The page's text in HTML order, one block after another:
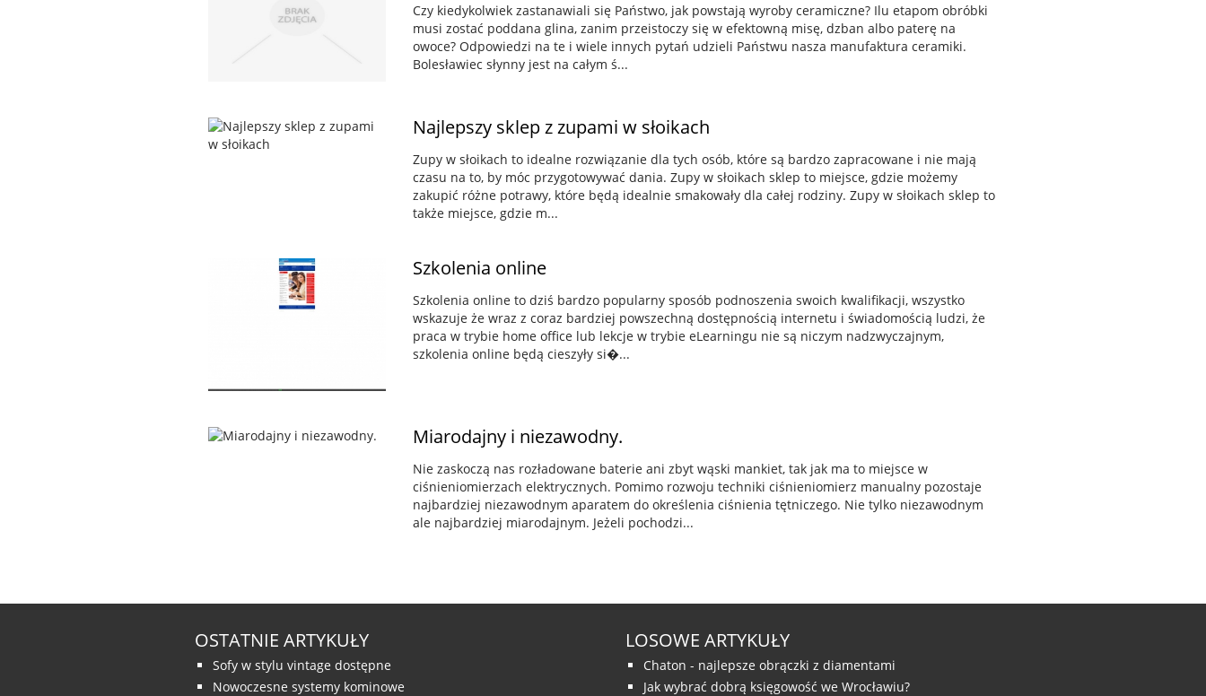
Czy kiedykolwiek zastanawiali się Państwo, jak powstają wyroby ceramiczne? Ilu etapom obróbki
musi zostać poddana glina, zanim przeistoczy się w efektowną misę, dzban albo paterę na
owoce? Odpowiedzi na te i wiele innych pytań udzieli Państwu nasza manufaktura ceramiki.
Bolesławiec słynny jest na całym ś...
Najlepszy sklep z zupami w słoikach
Zupy w słoikach to idealne rozwiązanie dla tych osób, które są bardzo zapracowane i nie mają
czasu na to, by móc przygotowywać dania. Zupy w słoikach sklep to miejsce, gdzie możemy
zakupić różne potrawy, które będą idealnie smakowały dla całej rodziny. Zupy w słoikach sklep to
także miejsce, gdzie m...
Szkolenia online
Szkolenia online to dziś bardzo popularny sposób podnoszenia swoich kwalifikacji, wszystko
wskazuje że wraz z coraz bardziej powszechną dostępnością internetu i świadomością ludzi, że
praca w trybie home office lub lekcje w trybie eLearningu nie są niczym nadzwyczajnym,
szkolenia online będą cieszyły si�...
Miarodajny i niezawodny.
Nie zaskoczą nas rozładowane baterie ani zbyt wąski mankiet, tak jak ma to miejsce w
ciśnieniomierzach elektrycznych. Pomimo rozwoju techniki ciśnieniomierz manualny pozostaje
najbardziej niezawodnym aparatem do określenia ciśnienia tętniczego. Nie tylko niezawodnym
ale najbardziej miarodajnym. Jeżeli pochodzi...
OSTATNIE ARTYKUŁY
Sofy w stylu vintage dostępne
Nowoczesne systemy kominowe
LOSOWE ARTYKUŁY
Chaton - najlepsze obrączki z diamentami
Jak wybrać dobrą księgowość we Wrocławiu?